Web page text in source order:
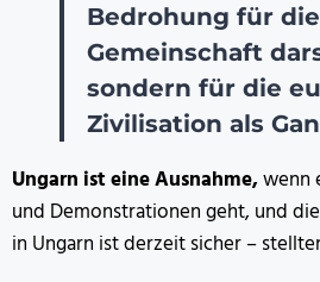
Bedrohung für
Gemeinschaft
sondern für die
Zivilisation als
Ungarn ist eine Ausnahme,wenn
und Demonstrationen geht, und
in Ungarn ist derzeit sicher –